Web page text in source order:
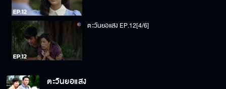
ตะวันยอแสง EP.12[4/6]
ตะวันยอแสง